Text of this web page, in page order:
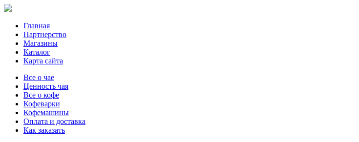
Главная
Партнерство
Магазины
Каталог
Карта сайта
Все о чае
Ценность чая
Все о кофе
Кофеварки
Кофемашины
Оплата и доставка
Как заказать